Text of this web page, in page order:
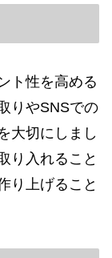
ト性を高める
りやSNSでの
大切にしまし
り入れること
り上げること